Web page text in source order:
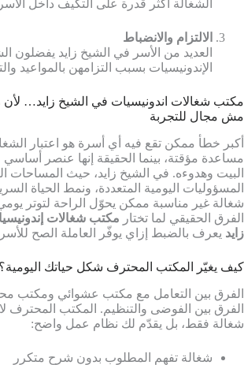
الشغالة أكثر قدرة على التكيف داخل
الالتزام والانضباط
العديد من الأسر في الشيخ زايد يفضلون
الإندونيسيات بسبب التزامهن بالمواعيد
مكتب شغالات اندونيسيات في الشيخ زايد… لأن
مش مجال للتجربة
أكبر خطأ ممكن تقع فيه أي أسرة هو اعتبار
مساعدة مؤقتة، بينما الحقيقة إنها عنصر أساسي
البيت وهدوءه. في الشيخ زايد، حيث المساحات
المسؤوليات اليومية المتعددة، ونمط الحياة
شغالة غير مناسبة ممكن يحوّل الراحة لتوتر
الفرق الحقيقي لما تختار مكتب شغالات
زايد يعرف بالضبط إزاي يوفّر العاملة الصح
كيف يغيّر المكتب المحترف شكل حياتك اليومية؟
الفرق بين التعامل مع مكتب عشوائي ومكتب
الفرق بين الفوضى والتنظيم. المكتب المحترف
شغالة فقط، بل يقدّم لك نظام عمل واضح:
شغالة تفهم المطلوب بدون شرح متكرر